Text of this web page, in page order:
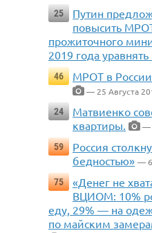
25
Путин
повысить
прожиточного
2019 года уравнять
46
МРОТ в
— 25 Августа
24
Матвиенко
квартиры.
—
59
Россия
бедностью» —
75
«Денег не
ВЦИОМ: 10%
еду, 29% — на
по майским